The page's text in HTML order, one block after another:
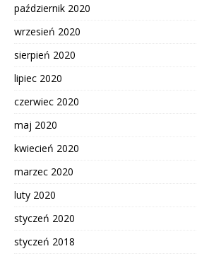
październik 2020
wrzesień 2020
sierpień 2020
lipiec 2020
czerwiec 2020
maj 2020
kwiecień 2020
marzec 2020
luty 2020
styczeń 2020
styczeń 2018